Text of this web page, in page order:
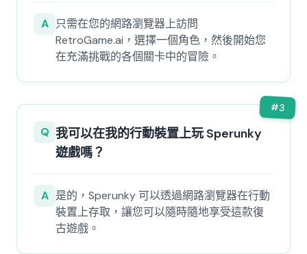
A 只需在您的網路瀏覽器上訪問
RetroGame.ai，選擇一個角色，然後開始您
在充滿挑戰的各個關卡中的冒險。
#3
Q 我可以在我的行動裝置上玩 Sperunky
遊戲嗎？
A 是的，Sperunky 可以透過網路瀏覽器在行動
裝置上存取，讓您可以隨時隨地享受這款復
古遊戲。